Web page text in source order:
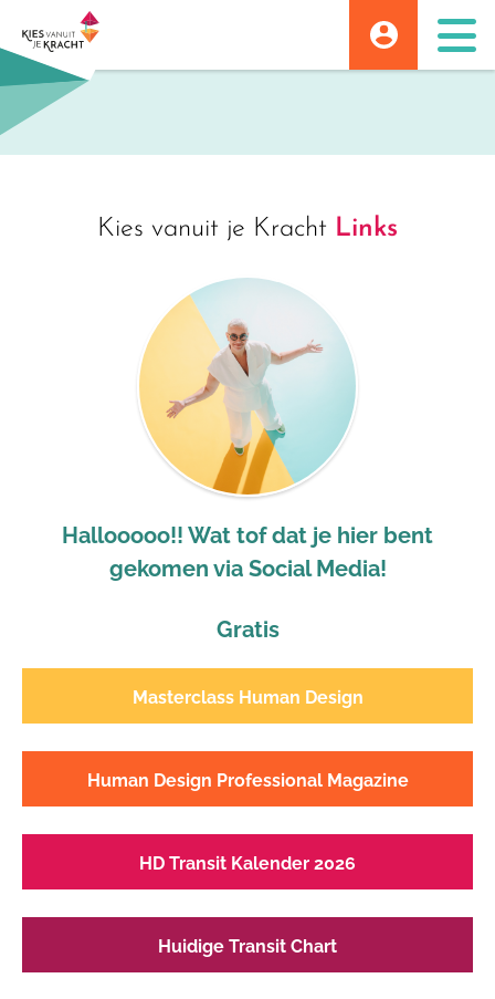
to
content
Kies vanuit je Kracht Links
Hallooooo!! Wat tof dat je hier bent
gekomen via Social Media!
Gratis
Masterclass Human Design
Human Design Professional Magazine
HD Transit Kalender 2026
Huidige Transit Chart